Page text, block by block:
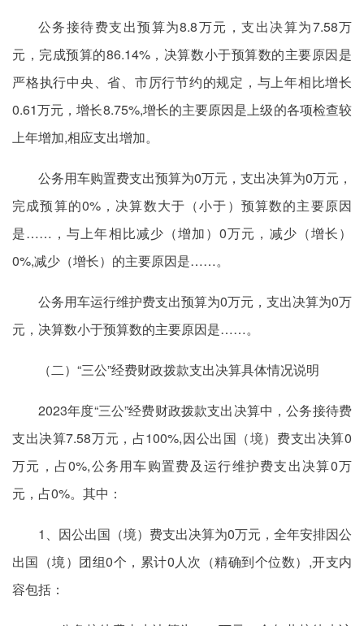
公务接待费支出预算为8.8万元，支出决算为7.58万
元，完成预算的86.14%，决算数小于预算数的主要原因是
严格执行中央、省、市厉行节约的规定，与上年相比增长
0.61万元，增长8.75%,增长的主要原因是上级的各项检查较
上年增加,相应支出增加。
公务用车购置费支出预算为0万元，支出决算为0万元，
完成预算的0%，决算数大于（小于）预算数的主要原因
是……，与上年相比减少（增加）0万元，减少（增长）
0%,减少（增长）的主要原因是……。
公务用车运行维护费支出预算为0万元，支出决算为0万
元，决算数小于预算数的主要原因是……。
（二）“三公”经费财政拨款支出决算具体情况说明
2023年度“三公”经费财政拨款支出决算中，公务接待费
支出决算7.58万元，占100%,因公出国（境）费支出决算0
万元，占0%,公务用车购置费及运行维护费支出决算0万
元，占0%。其中：
1、因公出国（境）费支出决算为0万元，全年安排因公
出国（境）团组0个，累计0人次（精确到个位数）,开支内
容包括：